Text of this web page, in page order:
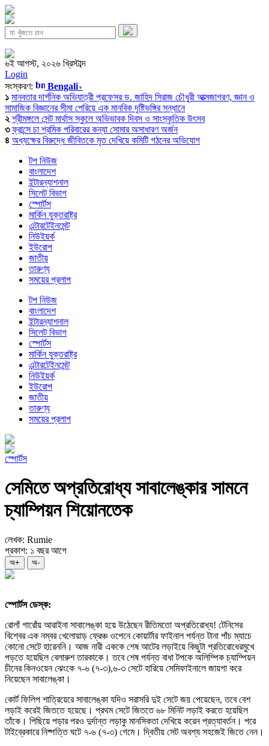
৬ই আগস্ট, ২০২৬ খ্রিস্টাব্দ
Login
সংস্করণ:
Bengali▼
১ মানবতার দার্শনিক অভিযাত্রী প্রফেসর ড. জাহিদ সিরাজ চৌধুরী আত্মজাগরণ, জ্ঞান ও
সামাজিক বিজ্ঞানের সীমা পেরিয়ে এক মানবিক দৃষ্টিভঙ্গির সন্ধানে
২ শ্রীমঙ্গলে সেন্ট মার্থাস স্কুলে অভিভাবক দিবস ও সাংস্কৃতিক উৎসব
৩ ফ্রান্সে চা শ্রমিক পরিবারের কন্যা সোমার অসাধারণ অর্জন
৪ অধ্যক্ষের বিরুদ্ধে জীবিতকে মৃত দেখিয়ে কমিটি গঠনের অভিযোগ
টপ নিউজ
বাংলাদেশ
ইন্টারন্যাশনাল
সিলেট বিভাগ
স্পোর্টস
মার্কিন যুক্তরাষ্ট্র
এন্টারটেইনমেন্ট
নিউইয়র্ক
ইউরোপ
জাতীয়
তারুণ্য
সময়ের প্রলাপ
টপ নিউজ
বাংলাদেশ
ইন্টারন্যাশনাল
সিলেট বিভাগ
স্পোর্টস
মার্কিন যুক্তরাষ্ট্র
এন্টারটেইনমেন্ট
নিউইয়র্ক
ইউরোপ
জাতীয়
তারুণ্য
সময়ের প্রলাপ
স্পোর্টস
সেমিতে অপ্রতিরোধ্য সাবালেঙ্কার সামনে
চ্যাম্পিয়ন শিয়োনতেক
লেখক: Rumie
প্রকাশ: ১ বছর আগে
অ+ অ-
স্পোর্টস ডেস্ক:
রোলাঁ গারোঁয় আরাইনা সাবালেঙ্কা হয়ে উঠেছেন রীতিমতো অপ্রতিরোধ্য! টেনিসের
বিশ্বের এক নম্বর খেলোয়াড় ফ্রেঞ্চ ওপেনে কোয়ার্টার ফাইনাল পর্যন্ত টানা পাঁচ ম্যাচে
কোনো সেটে হারেননি। আজ নারী এককে শেষ আটের লড়াইয়ে কিছুটা প্রতিরোধেরমুখে
পড়তে হয়েছিল বেলারুশ তারকাকে। তবে শেষ পর্যন্ত বাধা টপকে অলিম্পিক চ্যাম্পিয়ন
চীনের কিনওয়েন ঝেংকে ৭-৬ (৭-৩),৬-৩ সেটে হারিয়ে সেমিফাইনালে জায়গা করে
নিয়েছেন সাবালেঙ্কা।
কোর্ট ফিলিপ শাত্রিয়েরে সাবালেঙ্কা যদিও সরাসরি দুই সেটে জয় পেয়েছেন, তবে বেশ
লড়াই করেই জিততে হয়েছে। প্রথম সেটে জিততে ৬৮ মিনিট লড়াই করতে হয়েছিল
তাঁকে। পিছিয়ে পড়ার পরও দুর্দান্ত লড়াকু মানসিকতা দেখিয়ে করেন প্রত্যাবর্তন। পরে
টাইব্রেকারে নিষ্পত্তি ঘটে ৭-৬ (৭-৩) গেমে। দ্বিতীয় সেট অবশ্য সহজেই জিতে নেন।